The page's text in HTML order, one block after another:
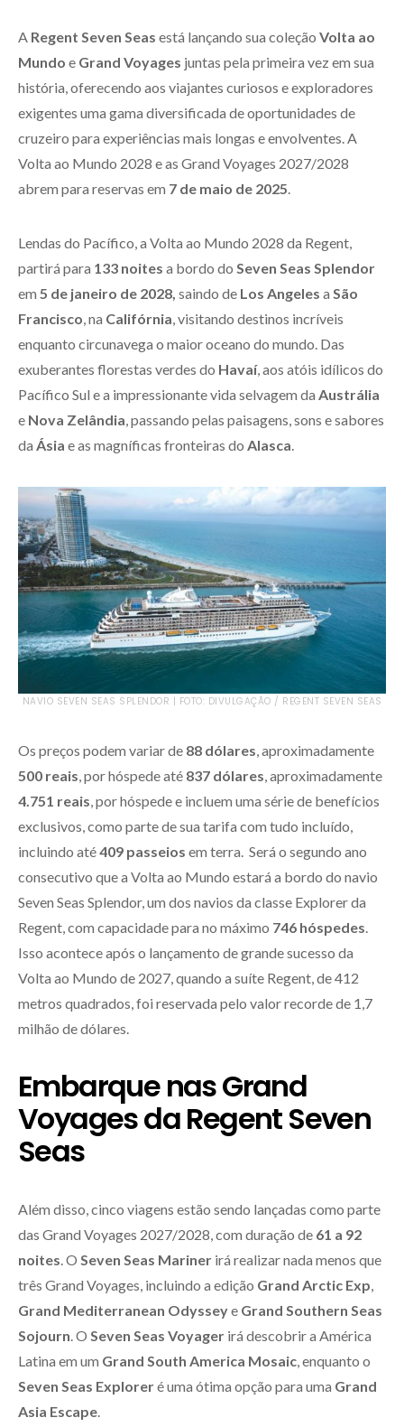
A Regent Seven Seas está lançando sua coleção Volta ao
Mundo e Grand Voyages juntas pela primeira vez em sua
história, oferecendo aos viajantes curiosos e exploradores
exigentes uma gama diversificada de oportunidades de
cruzeiro para experiências mais longas e envolventes. A
Volta ao Mundo 2028 e as Grand Voyages 2027/2028
abrem para reservas em 7 de maio de 2025
Lendas do Pacífico, a Volta ao Mundo 2028 da Regent,
partirá para 133 noites a bordo do Seven Seas Splendor
em 5 de janeiro de 2028, saindo de Los Angeles a São
Francisco , na Califórnia , visitando destinos incríveis
enquanto circunavega o maior oceano do mundo. Das
exuberantes florestas verdes do Havaí, aos atóis idílicos do
Pacífico Sul e a impressionante vida selvagem da Austrália
e Nova Zelândia , passando pelas paisagens, sons e sabores
da Ásia e as magníficas fronteiras do Alasca
NAVIO SEVEN SEAS SPLENDOR | FOTO: DIVULGAÇÃO / REGENT SEVEN SEAS
Os preços podem variar de 88 dólares, aproximadamente
500 reais, por hóspede até 837 dólares, aproximadamente
4.751 reais, por hóspede e incluem uma série de benefícios
exclusivos, como parte de sua tarifa com tudo incluído,
incluindo até409 passeios em terra. Será o segundo ano
consecutivo que a Volta ao Mundo estará a bordo do navio
Seven Seas Splendor, um dos navios da classe Explorer da
Regent, com capacidade para no máximo 746 hóspedes.
Isso acontece após o lançamento de grande sucesso da
Volta ao Mundo de 2027, quando a suíte Regent, de 412
metros quadrados, foi reservada pelo valor recorde de 1,7
milhão de dólares.
Embarque nas Grand
Voyages da Regent Seven
Seas
Além disso, cinco viagens estão sendo lançadas como parte
das Grand Voyages 2027/2028, com duração de 61 a 92
noites. O Seven Seas Mariner irá realizar nada menos que
três Grand Voyages, incluindo a edição Grand Arctic Exp,
Grand Mediterranean Odysseye Grand Southern Seas
Sojourn. O Seven Seas Voyager irá descobrir a América
Latina em um Grand South America Mosaic, enquanto o
Seven Seas Exploreré uma ótima opção para uma Grand
Asia Escape.